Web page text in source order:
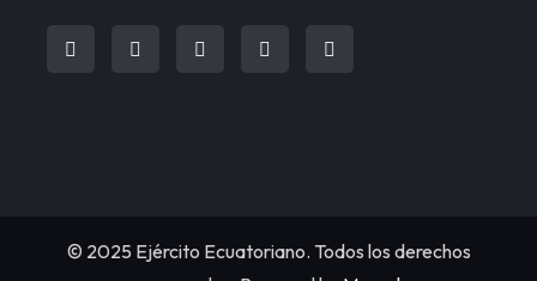
© 2025 Ejército Ecuatoriano. Todos los derechos